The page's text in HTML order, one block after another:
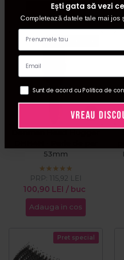
Adauga in cos
Pret special
53mm
100,90 LEI / buc
PRP: 115,92 LEI
Adauga in cos
Pret special
Ești gata să vezi
Completează datele tale mai jos
Sunt de acord cu Politica de
VREAU